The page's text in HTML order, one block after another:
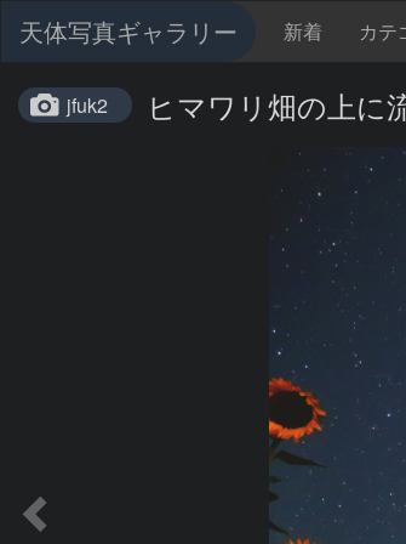
天体写真ギャラリー 新着 カテ
jfuk2 ヒマワリ畑の上に